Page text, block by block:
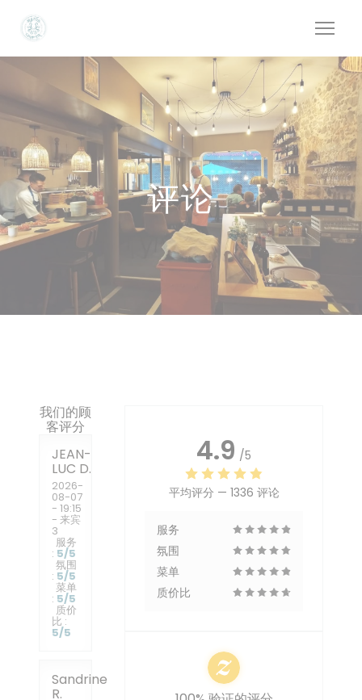
评论
我们的顾
客评分
JEAN-
LUC D
2026-
08-07
- 19:15
- 来宾
3
服务
: 5/5
氛围
: 5/5
菜单
: 5/5
质价
比 :
5/5
Sandrine
R
4.9 /5
平均评分 — 1336 评论
服务
氛围
菜单
质价比